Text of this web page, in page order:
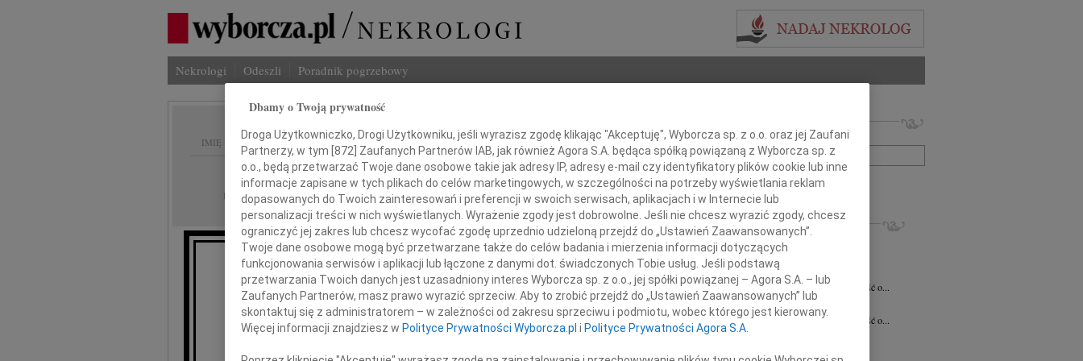
Nekrologi Odeszli Poradnik pogrzebowy
IMIĘ I NAZWISKO:
REGION: Białystok
DATA EMISJI: 21.10.2022
Pani
mgr Urszuli Kochanowskiej
Imię i nazwisko lub numer ogłoszenia:
+ szukanie zaawansowane
INNE NEKROLOGI
22.07.2026Białystok
Pani notariusz Halinie Dorocie Agaciak...
Paweł Niemyjski06.07.2026
Z głębokim smutkiem przyjęliśmy wiadomość o...
Jerzy Kulesza
23.06.2026
Z głębokim smutkiem przyjęliśmy wiadomość o...
22.06.2026
Wyrazy szczerego współczucia i...
Dbamy o Twoją prywatność
Droga Użytkowniczko, Drogi Użytkowniku, jeśli wyrazisz zgodę klikając "Akceptuję", Wyborcza sp. z o.o. oraz jej Zaufani
Partnerzy, w tym [872] Zaufanych Partnerów IAB, jak również Agora S.A. będąca spółką powiązaną z Wyborcza sp. z
o.o., będą przetwarzać Twoje dane osobowe takie jak adresy IP, adresy e-mail czy identyfikatory plików cookie lub inne
informacje zapisane w tych plikach do celów marketingowych, w szczególności na potrzeby wyświetlania reklam
dopasowanych do Twoich zainteresowań i preferencji w swoich serwisach, aplikacjach i w Internecie lub
personalizacji treści w nich wyświetlanych. Wyrażenie zgody jest dobrowolne. Jeśli nie chcesz wyrazić zgody, chcesz
ograniczyć jej zakres lub chcesz wycofać zgodę uprzednio udzieloną przejdź do „Ustawień Zaawansowanych”.
Twoje dane osobowe mogą być przetwarzane także do celów badania i mierzenia informacji dotyczących
funkcjonowania serwisów i aplikacji lub łączone z danymi dot. świadczonych Tobie usług. Jeśli podstawą
przetwarzania Twoich danych jest uzasadniony interes Wyborcza sp. z o.o., jej spółki powiązanej – Agora S.A. – lub
Zaufanych Partnerów, masz prawo wyrazić sprzeciw. Aby to zrobić przejdź do „Ustawień Zaawansowanych” lub
skontaktuj się z administratorem – w zależności od zakresu sprzeciwu i podmiotu, wobec którego jest kierowany.
Więcej informacji znajdziesz w Polityce Prywatności Wyborcza.pl i Polityce Prywatności Agora S.A.